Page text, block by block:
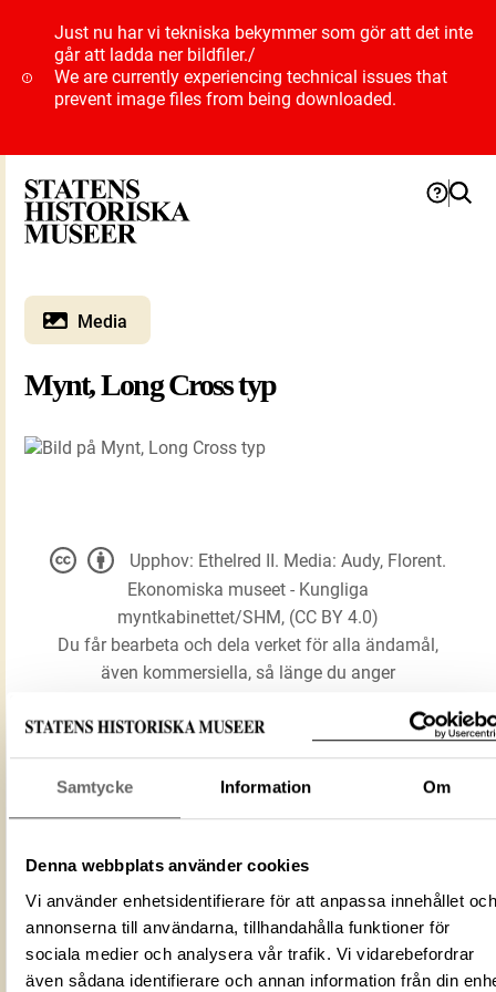
Samtycke Information Om
Denna webbplats använder cookies
Vi använder enhetsidentifierare för att anpassa innehållet och
annonserna till användarna, tillhandahålla funktioner för
sociala medier och analysera vår trafik. Vi vidarebefordrar
även sådana identifierare och annan information från din
Just nu har vi tekniska bekymmer som gör att det inte
går att ladda ner bildfiler./
We are currently experiencing technical issues that
prevent image files from being downloaded.
Media
Mynt, Long Cross typ
Förmålsbenämning
Mynt
Long Cross typ
3004075
Mediatyp
image/jpeg
Upphov: Ethelred II. Media: Audy, Florent.
Ekonomiska museet - Kungliga
myntkabinettet/SHM, (CC BY 4.0)
Du får bearbeta och dela verket för alla ändamål,
även kommersiella, så länge du anger